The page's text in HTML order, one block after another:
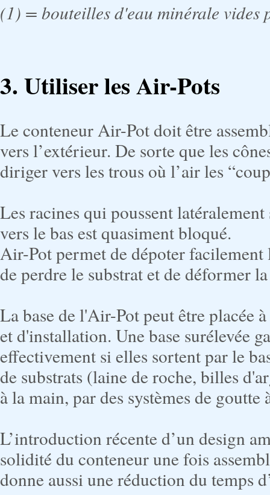
(1) = bouteilles d'eau minérale vides
3.Utiliser les Air-Pots
Le conteneur Air-Pot doit être
vers l’extérieur. De sorte que les
diriger vers les trous où l’air les
Les racines qui poussent
vers le bas est quasiment bloqué.
Air-Pot permet de dépoter facilement
de perdre le substrat et de déformer
La base de l'Air-Pot peut être placée
et d'installation. Une base surélevée
effectivement si elles sortent par le
de substrats (laine de roche, billes
à la main, par des systèmes de
L’introduction récente d’un design
solidité du conteneur une fois
donne aussi une réduction du temps